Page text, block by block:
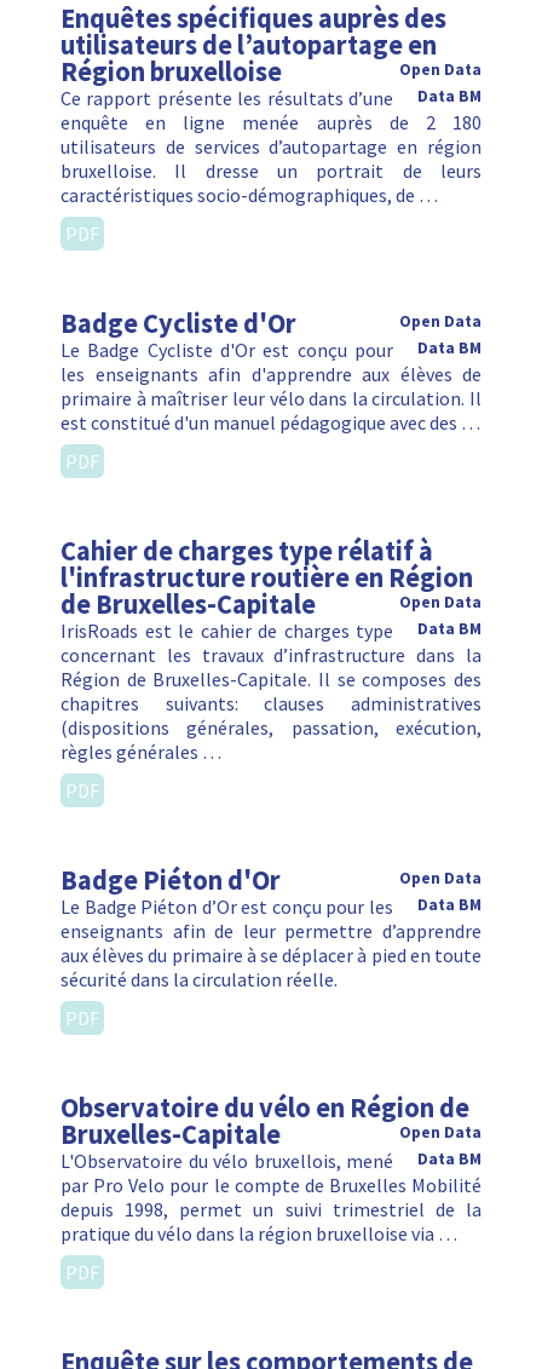
Enquêtes spécifiques auprès des
utilisateurs de l’autopartage en
Région bruxelloise
Open Data
Data BM
Ce rapport présente les résultats d’une
enquête en ligne menée auprès de 2 180
utilisateurs de services d’autopartage en région
bruxelloise. Il dresse un portrait de leurs
caractéristiques socio-démographiques, de …
PDF
Badge Cycliste d'Or
Open Data
Data BM
Le Badge Cycliste d'Or est conçu pour
les enseignants afin d'apprendre aux élèves de
primaire à maîtriser leur vélo dans la circulation. Il
est constitué d'un manuel pédagogique avec des …
PDF
Cahier de charges type rélatif à
l'infrastructure routière en Région
de Bruxelles-Capitale
Open Data
Data BM
IrisRoads est le cahier de charges type
concernant les travaux d’infrastructure dans la
Région de Bruxelles-Capitale. Il se composes des
chapitres suivants: clauses administratives
(dispositions générales, passation, exécution,
règles générales …
PDF
Badge Piéton d'Or
Open Data
Data BM
Le Badge Piéton d’Or est conçu pour les
enseignants afin de leur permettre d’apprendre
aux élèves du primaire à se déplacer à pied en toute
sécurité dans la circulation réelle.
PDF
Observatoire du vélo en Région de
Bruxelles-Capitale
Open Data
Data BM
L'Observatoire du vélo bruxellois, mené
par Pro Velo pour le compte de Bruxelles Mobilité
depuis 1998, permet un suivi trimestriel de la
pratique du vélo dans la région bruxelloise via …
PDF
Enquête sur les comportements de